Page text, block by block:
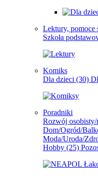
Lektury, pomoce
Szkoła
Komiks
Dla dzieci (30)
Poradniki
Rozwój
Dom/Ogród/
Moda/Uroda/
Hobby (25)